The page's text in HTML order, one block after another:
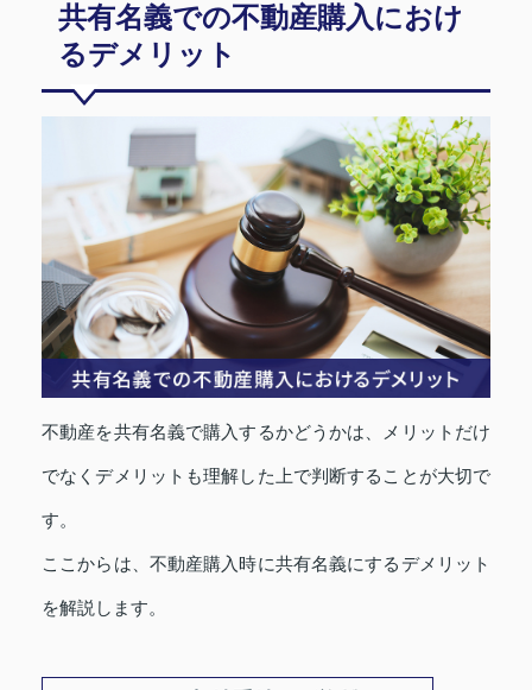
共有名義での不動産購入におけ
るデメリット
不動産を共有名義で購入するかどうかは、メリットだけ
でなくデメリットも理解した上で判断することが大切で
す。
ここからは、不動産購入時に共有名義にするデメリット
を解説します。